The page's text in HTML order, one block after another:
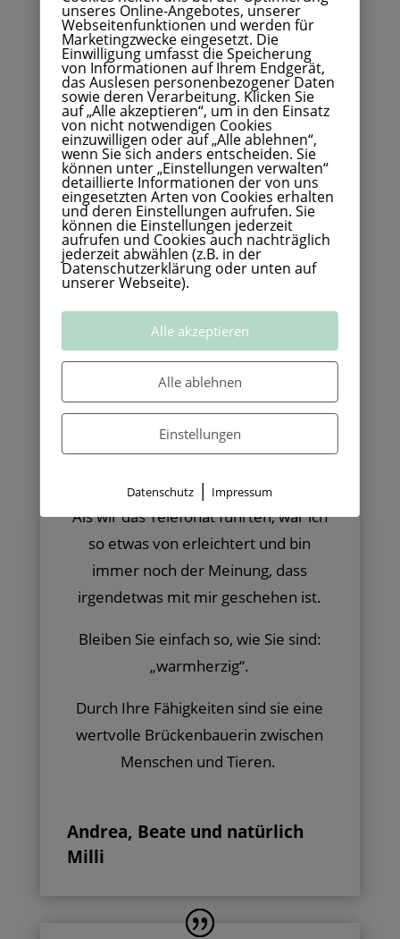
möglich zu helfen, egal was auf uns
zukommen mag.
Wenn man jemanden hat, der einem
zur Seite steht schafft man vieles.
Durch unser Gespräch wusste ich, wie
der Weg weitergehen muss.
Was ich nicht mehr gebraucht habe,
waren Ratschläge von Ärzten!
ich mehr sehe, erkenne und deuten
kann als andere. Ich beobachte nun
noch mehr die Tiere, den Wald und
die Menschen.
Meine innere Ruhe kehrt wieder
Als wir das Telefonat führten, war ich
so etwas von erleichtert und bin
immer noch der Meinung, dass
irgendetwas mit mir geschehen ist.
Bleiben Sie einfach so, wie Sie sind:
„warmherzig“.
Durch Ihre Fähigkeiten sind sie eine
wertvolle Brückenbauerin zwischen
Menschen und Tieren.
Andrea, Beate und natürlich
Milli
unseres Online-Angebotes, unserer
Webseitenfunktionen und werden für
Marketingzwecke eingesetzt. Die
Einwilligung umfasst die Speicherung
von Informationen auf Ihrem Endgerät,
das Auslesen personenbezogener Daten
sowie deren Verarbeitung. Klicken Sie
auf „Alle akzeptieren“, um in den Einsatz
von nicht notwendigen Cookies
einzuwilligen oder auf „Alle ablehnen“,
wenn Sie sich anders entscheiden. Sie
können unter „Einstellungen verwalten“
detaillierte Informationen der von uns
eingesetzten Arten von Cookies erhalten
und deren Einstellungen aufrufen. Sie
können die Einstellungen jederzeit
aufrufen und Cookies auch nachträglich
jederzeit abwählen (z.B. in der
Datenschutzerklärung oder unten auf
unserer Webseite).
Alle akzeptieren
Alle ablehnen
Einstellungen
Datenschutz | Impressum